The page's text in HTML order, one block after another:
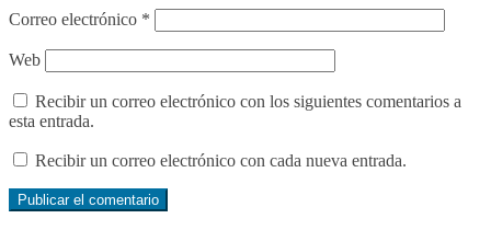
Correo electrónico *
Web
Recibir un correo electrónico con los siguientes comentarios a
esta entrada.
Recibir un correo electrónico con cada nueva entrada.